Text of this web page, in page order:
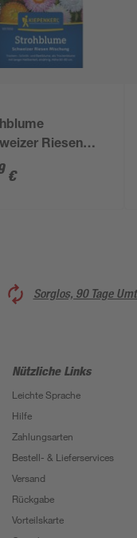
Riesen
€
Sorglos, 90 Tage
Nützliche Links
Leichte Sprache
Hilfe
Zahlungsarten
Bestell- & Lieferservices
Versand
Rückgabe
Vorteilskarte